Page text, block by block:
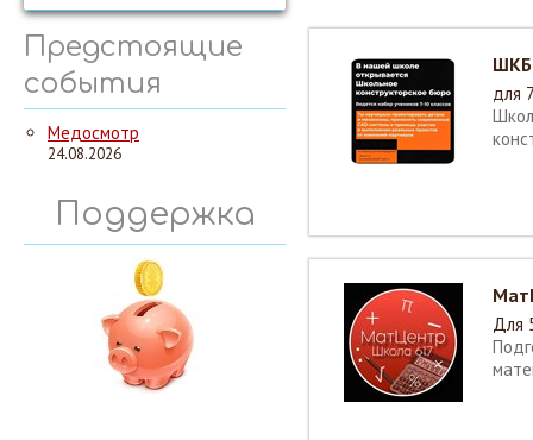
Предстоящие
события
Медосмотр
24.08.2026
Поддержка
ШКБ
для
Для